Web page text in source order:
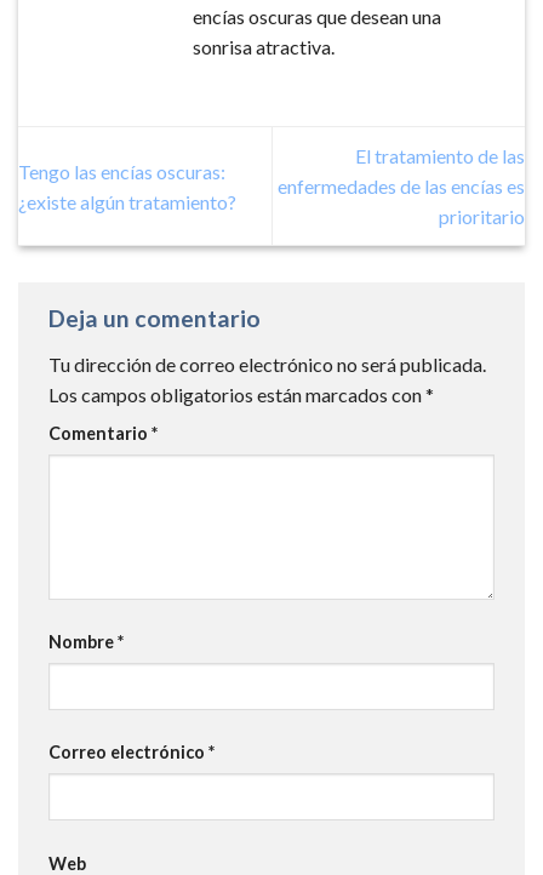
encías oscuras que desean una
sonrisa atractiva.
Tengo las encías oscuras:
¿existe algún tratamiento?
El tratamiento de las
enfermedades de las encías es
prioritario
Deja un comentario
Tu dirección de correo electrónico no será publicada.
Los campos obligatorios están marcados con*
Comentario *
Nombre*
Correo electrónico *
Web